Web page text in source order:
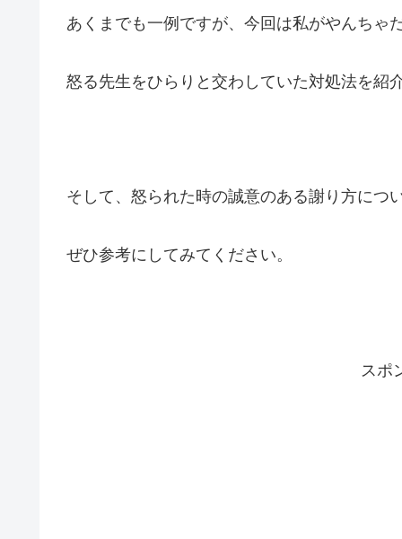
あくまでも一例ですが、今回は私がやんちゃ
怒る先生をひらりと交わしていた対処法を紹
そして、怒られた時の誠意のある謝り方につ
ぜひ参考にしてみてください。
スポ